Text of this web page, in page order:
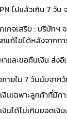
ไปแล้วเกิน 7 วัน
กจเสริม : บริษัทฯ
แก้ไขได้หลังจากก
ละขอคืนเงิน ส่งอี
ายใน 7 วันนับจากวั
นเฉพาะลูกค้าที่มีก
นได้ไม่เกินยอดเงิ